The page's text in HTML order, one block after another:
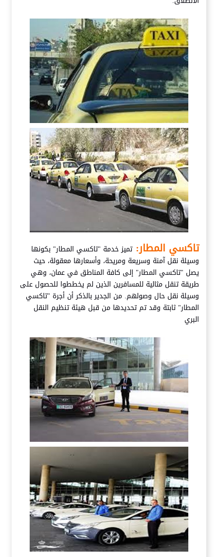
تاكسي المطار: تميز خدمة "تاكسي المطار" بكونها
وسيلة نقل آمنة وسريعة ومريحة، وأسعارها معقولة، حيث
يصل "تاكسي المطار" إلى كافة المناطق في عمان، وهي
طريقة تنقل مثالية للمسافرين الذين لم يخططوا للحصول على
وسيلة نقل حال وصولهم. من الجدير بالذكر أن أجرة "تاكسي
المطار" ثابتة وقد تم تحديدها من قبل هيئة تنظيم النقل
البري